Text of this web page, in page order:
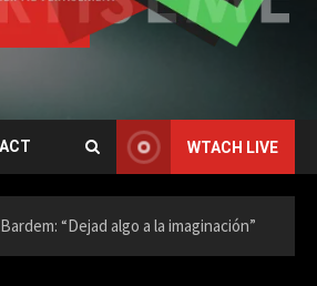
WTACH LIVE
“Dejad algo a la imaginación”